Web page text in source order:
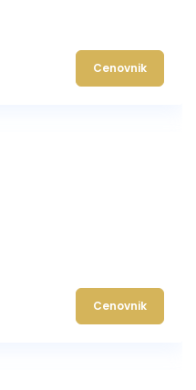
Cenovnik
Cenovnik